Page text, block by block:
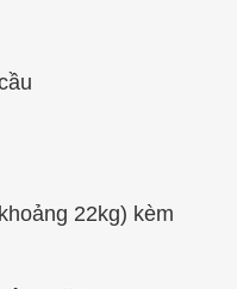
22kg) kèm